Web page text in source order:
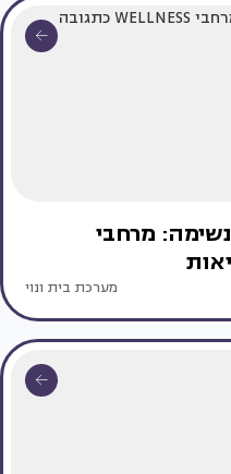
מרחבי
מערכת בית ונוי